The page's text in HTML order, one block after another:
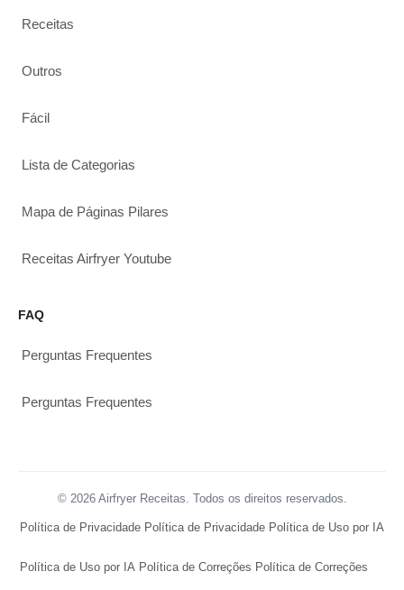
Receitas
Outros
Fácil
Lista de Categorias
Mapa de Páginas Pilares
Receitas Airfryer Youtube
FAQ
Perguntas Frequentes
Perguntas Frequentes
© 2026 Airfryer Receitas. Todos os direitos reservados.
Política de Privacidade Política de Privacidade Política de Uso por IA
Política de Uso por IA Política de Correções Política de Correções